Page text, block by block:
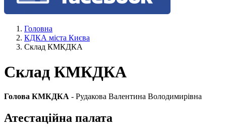
Головна
КДКА міста Києва
Склад КМКДКА
Склад КМКДКА
Голова КМКДКА - Рудакова Валентина Володимирівна
Атестаційна палата